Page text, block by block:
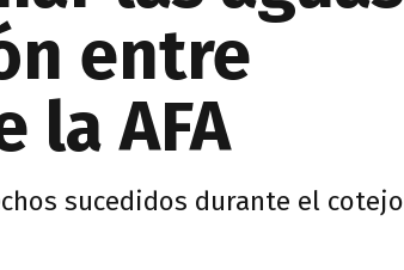
entre
la AFA
sucedidos durante el cotejo